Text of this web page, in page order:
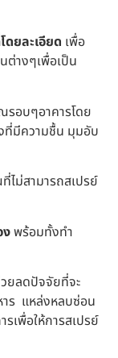
ดยละเอียด เพื่อ
างๆเพื่อเป็น
รอบๆอาคารโดย
ที่มีความชื้น มุมอับ
ไม่สามารถสเปรย์
งพร้อมทั้งทำ
ยลดปัจจัยที่จะ
าร แหล่งหลบซ่อน
เพื่อให้การสเปรย์